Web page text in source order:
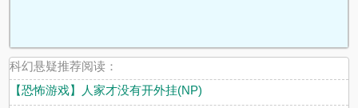
科幻悬疑推荐阅读：
【恐怖游戏】人家才没有开外挂(NP)